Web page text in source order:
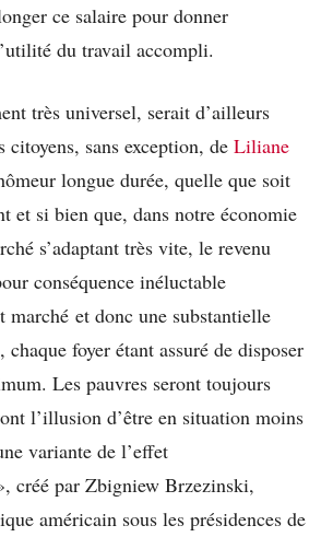
ce salaire pour donner
du travail accompli.
très universel, serait d’ailleurs
citoyens, sans exception, de Liliane
longue durée, quelle que soit
et si bien que, dans notre économie
s’adaptant très vite, le revenu
conséquence inéluctable
marché et donc une substantielle
foyer étant assuré de disposer
Les pauvres seront toujours
l’illusion d’être en situation moins
variante de l’effet
créé par Zbigniew Brzezinski,
américain sous les présidences de